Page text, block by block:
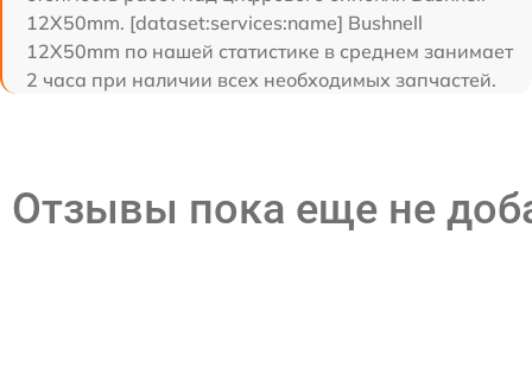
12X50mm. [dataset:services:name] Bushnell
12X50mm по нашей статистике в среднем занимает
2 часа при наличии всех необходимых запчастей.
Отзывы пока еще не